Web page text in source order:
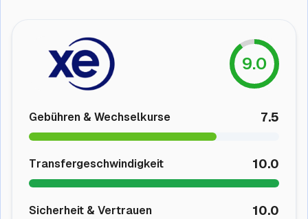
9.0
Gebühren & Wechselkurse 7.5
Transfergeschwindigkeit 10.0
Sicherheit & Vertrauen 10.0